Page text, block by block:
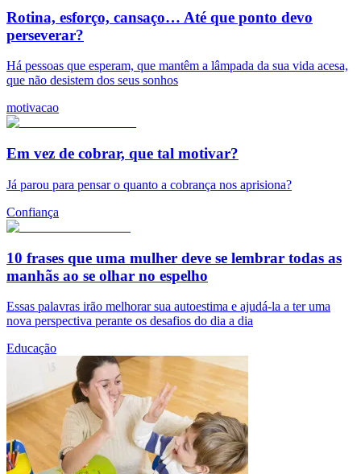
Rotina, esforço, cansaço… Até que ponto devo
perseverar?
Há pessoas que esperam, que mantêm a lâmpada da sua vida acesa,
que não desistem dos seus sonhos
motivacao
Em vez de cobrar, que tal motivar?
Já parou para pensar o quanto a cobrança nos aprisiona?
Confiança
10 frases que uma mulher deve se lembrar todas as
manhãs ao se olhar no espelho
Essas palavras irão melhorar sua autoestima e ajudá-la a ter uma
nova perspectiva perante os desafios do dia a dia
Educação